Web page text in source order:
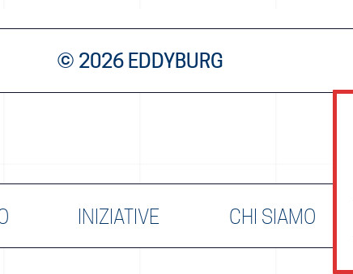
INIZIATIVE CHI SIAMO
© 2026 EDDYBURG